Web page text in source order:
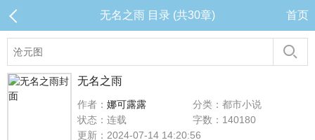
无名之雨 目录 (共30章) 首页
无名之雨
作者： 娜可露露
分类：都市小说
状态：连载
字数：140180
更新：2024-07-14 14:20:56